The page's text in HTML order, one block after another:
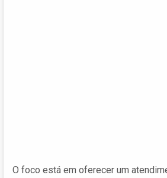
O foco está em oferecer um